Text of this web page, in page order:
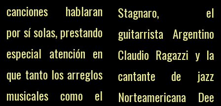
canciones hablaran
por sí solas, prestando
especial atención en
que tanto los arreglos
musicales como el
Stagnaro, el
guitarrista Argentino
Claudio Ragazzi y la
cantante de jazz
Norteamericana Dee